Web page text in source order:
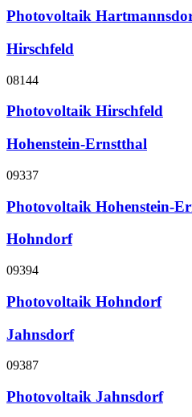
Photovoltaik
Hirschfeld
08144
Photovoltaik Hirschfeld
Hohenstein-Ernstthal
09337
Photovoltaik Hohenstein-
Hohndorf
09394
Photovoltaik Hohndorf
Jahnsdorf
09387
Photovoltaik Jahnsdorf